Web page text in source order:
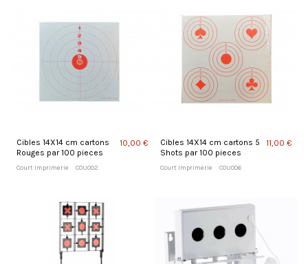
Cibles 14X14 cm cartons
Rouges par 100 pieces
Court Imprimerie COU002
10,00 €
Cibles 14X14 cm cartons 5
Shots par 100 pieces
Court Imprimerie COU006
11,00 €